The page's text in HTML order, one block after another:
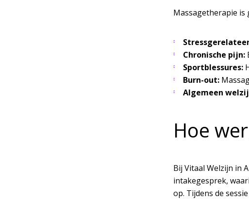
Massagetherapie is
Chronische pijn:
Sportblessures:
Burn-out:
Algemeen
Hoe
Bij Vitaal Welzijn in
intakegesprek,
op. Tijdens de